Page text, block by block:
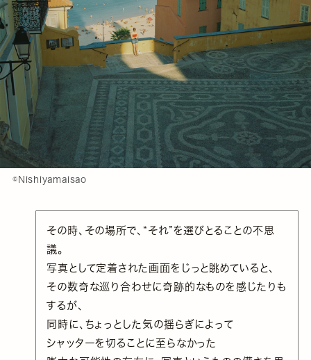
©️Nishiyamaisao
その時、その場所で、“それ”を選びとることの不思
議。
写真として定着された画面をじっと眺めていると、
その数奇な巡り合わせに奇跡的なものを感じたりも
するが、
同時に、ちょっとした気の揺らぎによって
シャッターを切ることに至らなかった